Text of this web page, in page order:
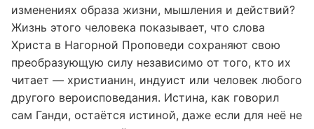
изменениях образа жизни, мышления и действий?
Жизнь этого человека показывает, что слова
Христа в Нагорной Проповеди сохраняют свою
преобразующую силу независимо от того, кто их
читает — христианин, индуист или человек любого
другого вероисповедания. Истина, как говорил
сам Ганди, остаётся истиной, даже если для неё не